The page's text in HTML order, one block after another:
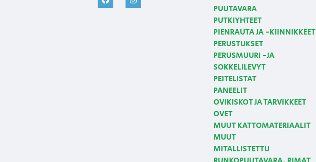
PUUTAVARA
PUTKIYHTEET
PIENRAUTA JA -KIINNIKKEET
PERUSTUKSET
PERUSMUURI -JA
SOKKELILEVYT
PEITELISTAT
PANEELIT
OVIKISKOT JA TARVIKKEET
OVET
MUUT KATTOMATERIAALIT
MUUT
MITALLISTETTU